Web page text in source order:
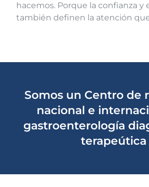
hacemos. Porque la confianza y
también definen la atención
Somos un Centro de
nacional e
gastroenterología
terapeútica